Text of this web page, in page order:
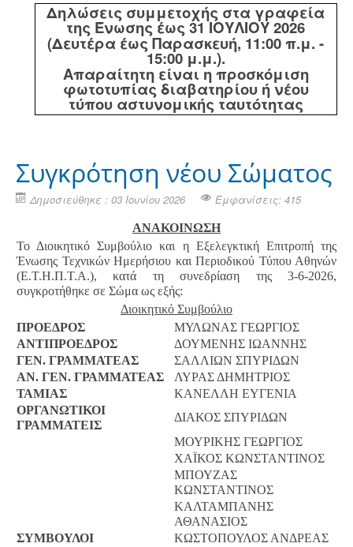
Δηλώσεις συμμετοχής στα γραφεία
της Ένωσης έως 31 ΙΟΥΛΙΟΥ 2026
(Δευτέρα έως Παρασκευή, 11:00 π.μ. -
15:00 μ.μ.).
Απαραίτητη είναι η προσκόμιση
φωτοτυπίας διαβατηρίου ή νέου
τύπου αστυνομικής ταυτότητας
Συγκρότηση νέου Σώματος
Δημοσιεύθηκε : 03 Ιουνίου 2026 Εμφανίσεις: 415
ΑΝΑΚΟΙΝΩΣΗ
Το Διοικητικό Συμβούλιο και η Εξελεγκτική Επιτροπή της
Ένωσης Τεχνικών Ημερήσιου και Περιοδικού Τύπου Αθηνών
(Ε.Τ.Η.Π.Τ.Α.), κατά τη συνεδρίαση της 3-6-2026,
συγκροτήθηκε σε Σώμα ως εξής:
Διοικητικό Συμβούλιο
ΠΡΟΕΔΡΟΣ
ΜΥΛΩΝΑΣ ΓΕΩΡΓΙΟΣ
ΑΝΤΙΠΡΟΕΔΡΟΣ
ΔΟΥΜΕΝΗΣ ΙΩΑΝΝΗΣ
ΓΕΝ. ΓΡΑΜΜΑΤΕΑΣ
ΣΑΛΛΙΩΝ ΣΠΥΡΙΔΩΝ
ΑΝ. ΓΕΝ. ΓΡΑΜΜΑΤΕΑΣ
ΛΥΡΑΣ ΔΗΜΗΤΡΙΟΣ
ΤΑΜΙΑΣ
ΚΑΝΕΛΛΗ ΕΥΓΕΝΙΑ
ΟΡΓΑΝΩΤΙΚΟΙ
ΓΡΑΜΜΑΤΕΙΣ
ΔΙΑΚΟΣ ΣΠΥΡΙΔΩΝ
ΜΟΥΡΙΚΗΣ ΓΕΩΡΓΙΟΣ
ΧΑΪΚΟΣ ΚΩΝΣΤΑΝΤΙΝΟΣ
ΜΠΟΥΖΑΣ
ΚΩΝΣΤΑΝΤΙΝΟΣ
ΚΑΛΤΑΜΠΑΝΗΣ
ΑΘΑΝΑΣΙΟΣ
ΣΥΜΒΟΥΛΟΙ
ΚΩΣΤΟΠΟΥΛΟΣ ΑΝΔΡΕΑΣ